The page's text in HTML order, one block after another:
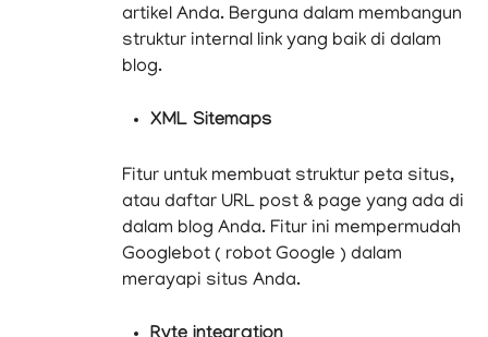
artikel Anda. Berguna dalam membangun
struktur internal link yang baik di dalam
blog.
XML Sitemaps
Fitur untuk membuat struktur peta situs,
atau daftar URL post & page yang ada di
dalam blog Anda. Fitur ini mempermudah
Googlebot ( robot Google ) dalam
merayapi situs Anda.